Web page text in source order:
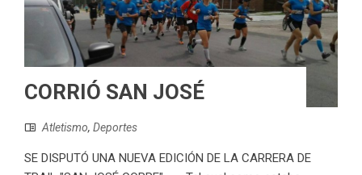
CORRIÓ SAN JOSÉ
Atletismo, Deportes
SE DISPUTÓ UNA NUEVA EDICIÓN DE LA CARRERA DE